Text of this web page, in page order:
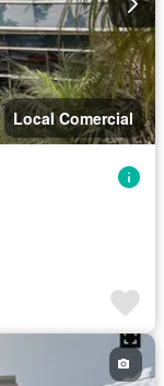
Local Comercial